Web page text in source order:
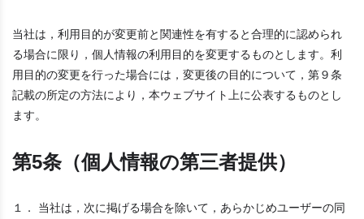
当社は，利用目的が変更前と関連性を有すると合理的に認められ
る場合に限り，個人情報の利用目的を変更するものとします。利
用目的の変更を行った場合には，変更後の目的について，第９条
記載の所定の方法により，本ウェブサイト上に公表するものとし
ます。
第5条（個人情報の第三者提供）
１． 当社は，次に掲げる場合を除いて，あらかじめユーザーの同